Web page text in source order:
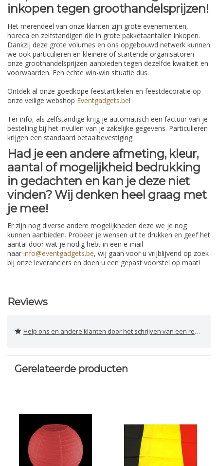
inkopen tegen groothandelsprijzen!
Het merendeel van onze klanten zijn grote evenementen,
horeca en zelfstandigen die in grote pakketaantallen inkopen.
Dankzij deze grote volumes en ons opgebouwd netwerk kunnen
we ook particulieren en kleinere of startende organisatoren
onze groothandelsprijzen aanbieden tegen dezelfde kwaliteit en
voorwaarden. Een echte win-win situatie dus.
Ontdek al onze goedkope feestartikelen en feestdecoratie op
onze veilige webshop Eventgadgets.be!
Ter info, als zelfstandige krijg je automatisch een factuur van je
bestelling bij het invullen van je zakelijke gegevens. Particulieren
krijgen een standaard betaalbevestiging.
Had je een andere afmeting, kleur,
aantal of mogelijkheid bedrukking
in gedachten en kan je deze niet
vinden? Wij denken heel graag met
je mee!
Er zijn nog diverse andere mogelijkheden deze we je nog
kunnen aanbieden. Probeer je wensen uit te drukken en geef het
aantal door wat je nodig hebt in een e-mail
naar info@eventgadgets.be, wij gaan voor u vrijblijvend op zoek
bij onze leveranciers en doen u een gepast voorstel op maat!
Reviews
Help ons en andere klanten door het schrijven van een review
Gerelateerde producten